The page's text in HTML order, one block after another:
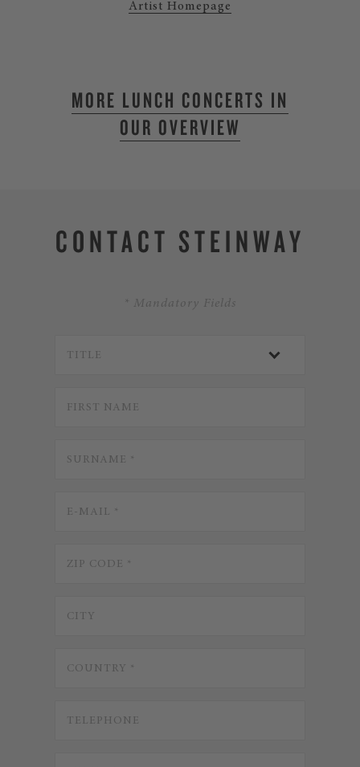
Artist Homepage
MORE LUNCH CONCERTS IN
OUR OVERVIEW
CONTACT STEINWAY
* Mandatory Fields